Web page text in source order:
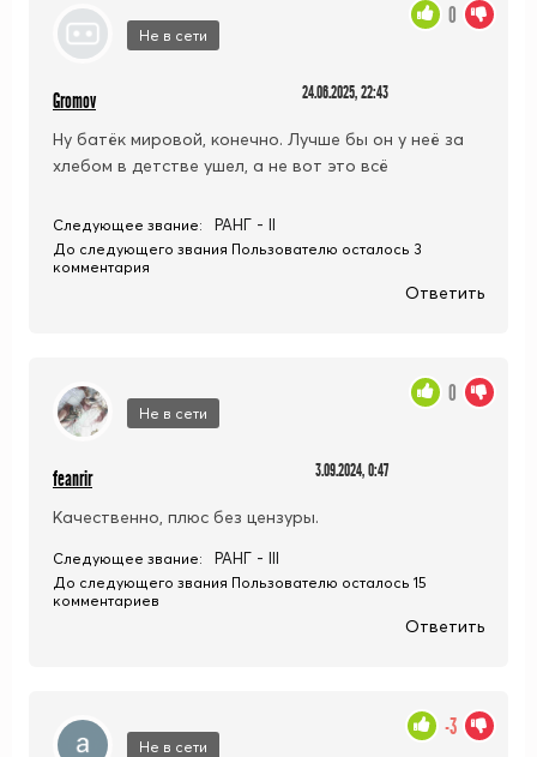
Не в сети
Gromov 24.06.2025, 22:43
Ну батёк мировой, конечно. Лучше бы он у неё за
хлебом в детстве ушел, а не вот это всё
0
Следующее звание: РАНГ - II
До следующего звания Пользователю осталось 3
комментария
Ответить
Не в сети
feanrir 3.09.2024, 0:47
Качественно, плюс без цензуры.
0
Следующее звание: РАНГ - III
До следующего звания Пользователю осталось 15
комментариев
Ответить
Не в сети
-3